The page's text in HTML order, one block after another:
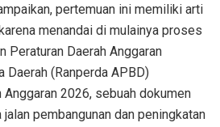
pertemuan ini memiliki arti
menandai di mulainya proses
Peraturan Daerah Anggaran
Daerah (Ranperda APBD)
Anggaran 2026, sebuah dokumen
pembangunan dan peningkatan